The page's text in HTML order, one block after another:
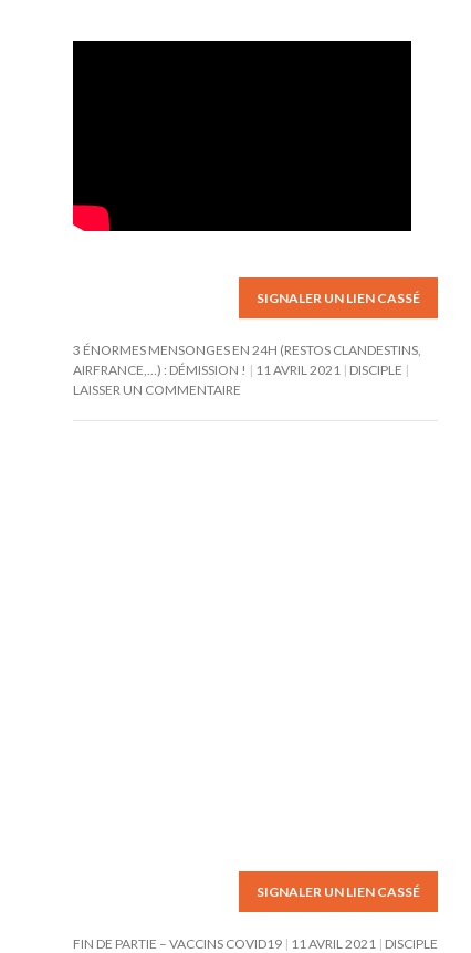
SIGNALER UN LIEN CASSÉ
3 ÉNORMES MENSONGES EN 24H (RESTOS CLANDESTINS,
AIRFRANCE,…) : DÉMISSION !
11 AVRIL 2021
DISCIPLE
LAISSER UN COMMENTAIRE
SIGNALER UN LIEN CASSÉ
FIN DE PARTIE – VACCINS COVID19 11 AVRIL 2021
DISCIPLE